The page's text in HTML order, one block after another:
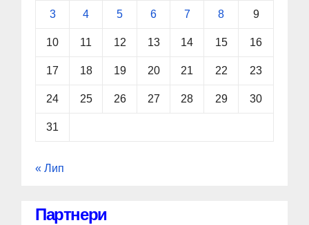
3 4 5 6 7 8 9
10 11 12 13 14 15 16
17 18 19 20 21 22 23
24 25 26 27 28 29 30
31
« Лип
Партнери